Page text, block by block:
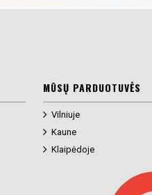
MŪSŲ PARDUOTUVĖS
Vilniuje
Kaune
Klaipėdoje